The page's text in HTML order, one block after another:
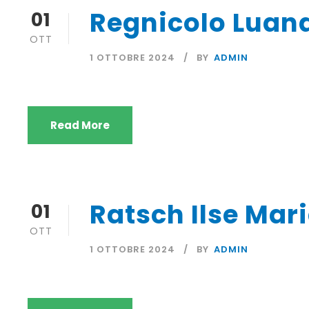
01
OTT Regnicolo
1 OTTOBRE 2024 BY ADMIN
Read More
01
OTT Ratsch Ilse
1 OTTOBRE 2024 BY ADMIN